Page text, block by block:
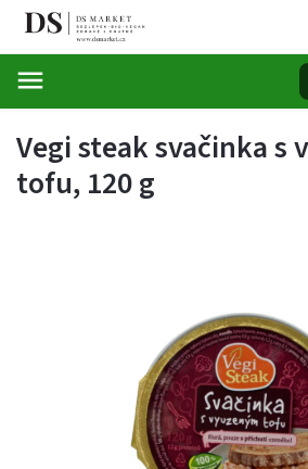
Vegi steak svačinka s
tofu, 120 g